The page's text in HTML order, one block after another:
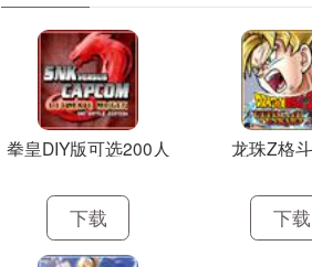
山崎龙二 ...!! (近身)前下后X2+轻脚重脚
比利凯恩 说谎者·火元素杀 下后下前+轻
七枷社 错误..代号~2002~ 下后下前+轻
丝露美 稻妻·退的活动艺术 (接近)下前下
克里斯 炎之觉醒 前下后X2+轻拳重拳(
「荒狂雷光」丝露美 运命之矢 轻脚+
「烈火燎原」克里斯 大蛇之火 重脚+重
拳皇DIY版可选200人
下载
龙珠Z格
下载